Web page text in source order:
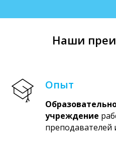
Наши
Опыт
учреждение